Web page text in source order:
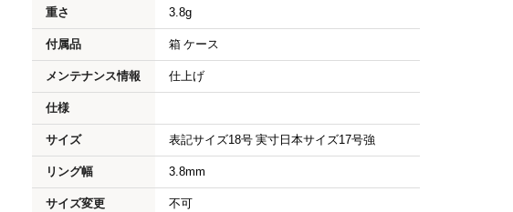
重さ 3.8g
付属品 箱 ケース
メンテナンス情報 仕上げ
仕様
サイズ 表記サイズ18号 実寸日本サイズ17号強
リング幅 3.8mm
サイズ変更 不可